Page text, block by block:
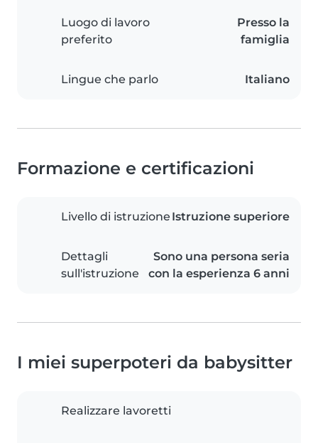
Luogo di lavoro
preferito
Presso la
famiglia
Lingue che parlo Italiano
Formazione e certificazioni
Livello di istruzione Istruzione superiore
Dettagli
sull'istruzione
Sono una persona seria
con la esperienza 6 anni
I miei superpoteri da babysitter
Realizzare lavoretti